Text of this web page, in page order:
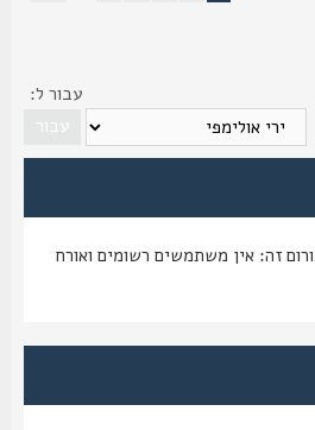
עבור ל:
אין משתמשים רשומים ואורח